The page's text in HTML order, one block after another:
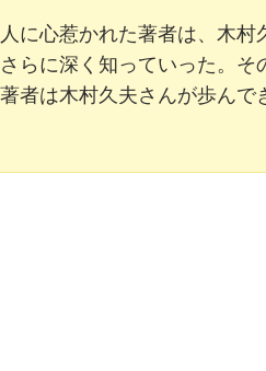
に心惹かれた著者は、木村
らに深く知っていった。そ
者は木村久夫さんが歩んで